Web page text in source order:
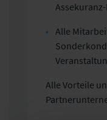
Alle
Alle Vorteile